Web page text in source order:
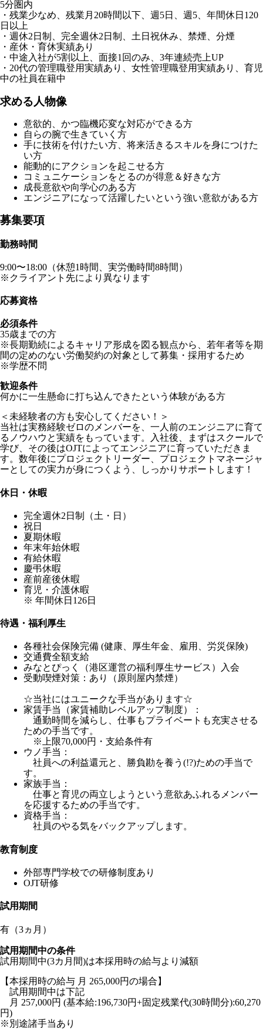
5分圏内
・残業少なめ、残業月20時間以下、週5日、週5、年間休日120
日以上
・週休2日制、完全週休2日制、土日祝休み、禁煙、分煙
・産休・育休実績あり
・中途入社が5割以上、面接1回のみ、3年連続売上UP
・20代の管理職登用実績あり、女性管理職登用実績あり、育児
中の社員在籍中
求める人物像
意欲的、かつ臨機応変な対応ができる方
自らの腕で生きていく方
手に技術を付けたい方、将来活きるスキルを身につけた
い方
能動的にアクションを起こせる方
コミュニケーションをとるのが得意＆好きな方
成長意欲や向学心のある方
エンジニアになって活躍したいという強い意欲がある方
募集要項
勤務時間
9:00〜18:00（休憩1時間、実労働時間8時間）
※クライアント先により異なります
応募資格
必須条件
35歳までの方
※長期勤続によるキャリア形成を図る観点から、若年者等を期
間の定めのない労働契約の対象として募集・採用するため
※学歴不問
歓迎条件
何かに一生懸命に打ち込んできたという体験がある方
＜未経験者の方も安心してください！＞
当社は実務経験ゼロのメンバーを、一人前のエンジニアに育て
るノウハウと実績をもっています。入社後、まずはスクールで
学び、その後はOJTによってエンジニアに育っていただきま
す。数年後にプロジェクトリーダー、プロジェクトマネージャ
ーとしての実力が身につくよう、しっかりサポートします！
休日・休暇
完全週休2日制（土・日）
祝日
夏期休暇
年末年始休暇
有給休暇
慶弔休暇
産前産後休暇
育児・介護休暇
※ 年間休日126日
待遇・福利厚生
各種社会保険完備 (健康、厚生年金、雇用、労災保険)
交通費全額支給
みなとぴっく（港区運営の福利厚生サービス）入会
受動喫煙対策：あり（原則屋内禁煙）
☆当社にはユニークな手当があります☆
家賃手当（家賃補助レベルアップ制度）：
通勤時間を減らし、仕事もプライベートも充実させる
ための手当です。
※上限70,000円・支給条件有
ウノ手当：
社員への利益還元と、勝負勘を養う(!?)ための手当で
す。
家族手当：
仕事と育児の両立しようという意欲あふれるメンバー
を応援するための手当です。
資格手当：
社員のやる気をバックアップします。
教育制度
外部専門学校での研修制度あり
OJT研修
試用期間
有（3ヵ月）
試用期間中の条件
試用期間中(3カ月間)は本採用時の給与より減額
【本採用時の給与 月 265,000円の場合】
試用期間中は下記
月 257,000円 (基本給:196,730円+固定残業代(30時間分):60,270
円)
※別途諸手当あり